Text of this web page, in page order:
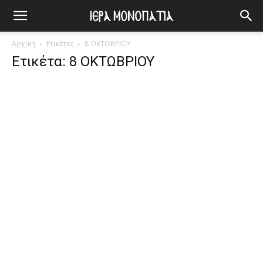
Αρχική Ετικέτες 8 ΟΚΤΩΒΡΙΟΥ
Ετικέτα: 8 ΟΚΤΩΒΡΙΟΥ